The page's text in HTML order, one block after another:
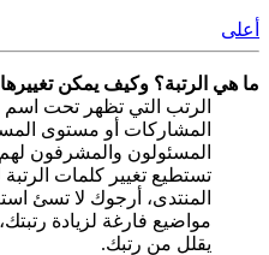
أعلى
ما هي الرتبة؟ وكيف يمكن
الرتب التي تظهر تحت
المشاركات أو مستوى
المسئولون والمشرفون
تستطيع تغيير كلمات
المنتدى، أرجوك لا تسئ
مواضيع فارغة لزيادة
يقلل من رتبك.